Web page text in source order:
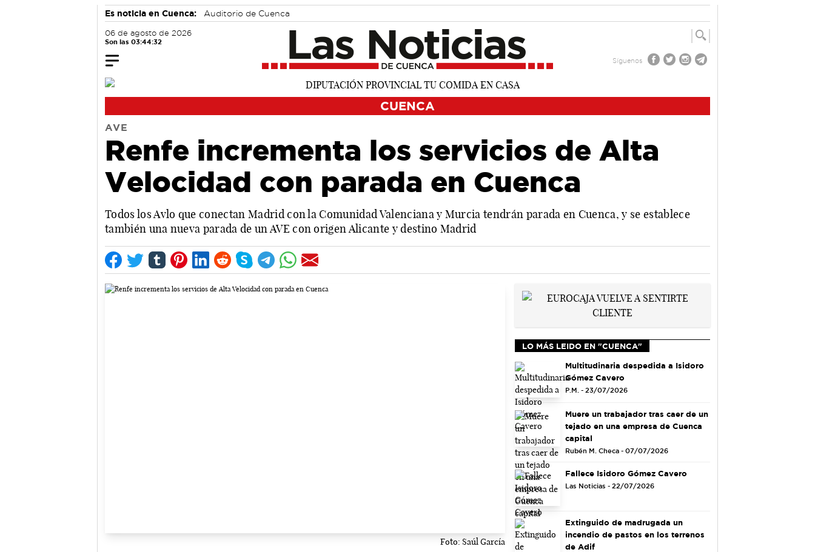
Es noticia en Cuenca: Auditorio de Cuenca
06 de agosto de 2026
Son las 03:44:33
Síguenos
CUENCA
AVE
Renfe incrementa los servicios de Alta
Velocidad con parada en Cuenca
Todos los Avlo que conectan Madrid con la Comunidad Valenciana y Murcia tendrán parada en Cuenca, y se establece
también una nueva parada de un AVE con origen Alicante y destino Madrid
Foto: Saúl García
LO MÁS LEIDO EN "CUENCA"
Multitudinaria despedida a Isidoro
Gómez Cavero
P.M. - 23/07/2026
Muere un trabajador tras caer de un
tejado en una empresa de Cuenca
capital
Rubén M. Checa - 07/07/2026
Fallece Isidoro Gómez Cavero
Las Noticias - 22/07/2026
Extinguido de madrugada un
incendio de pastos en los terrenos
de Adif